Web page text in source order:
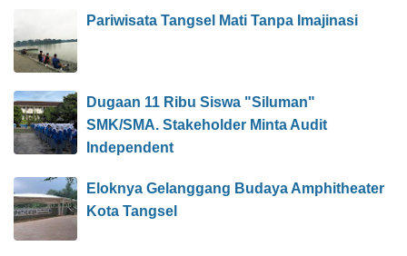
Pariwisata Tangsel Mati Tanpa Imajinasi
Dugaan 11 Ribu Siswa "Siluman"
SMK/SMA. Stakeholder Minta Audit
Independent
Eloknya Gelanggang Budaya Amphitheater
Kota Tangsel